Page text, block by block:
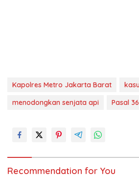
Kapolres Metro Jakarta Barat
menodongkan senjata api
Pasal
Recommendation for You